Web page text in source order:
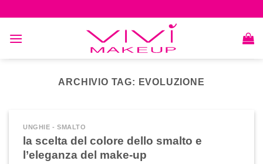
content
ARCHIVIO TAG: EVOLUZIONE
UNGHIE - SMALTO
la scelta del colore dello smalto e
l’eleganza del make-up